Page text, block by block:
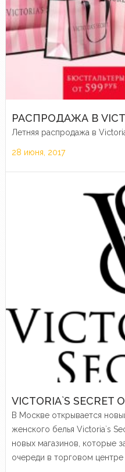
РАСПРОДАЖА В
Летняя распродажа в
28 июня, 2017
В Москве открывается
женского белья Victoria`s
новых магазинов, которые
очереди в торговом центре